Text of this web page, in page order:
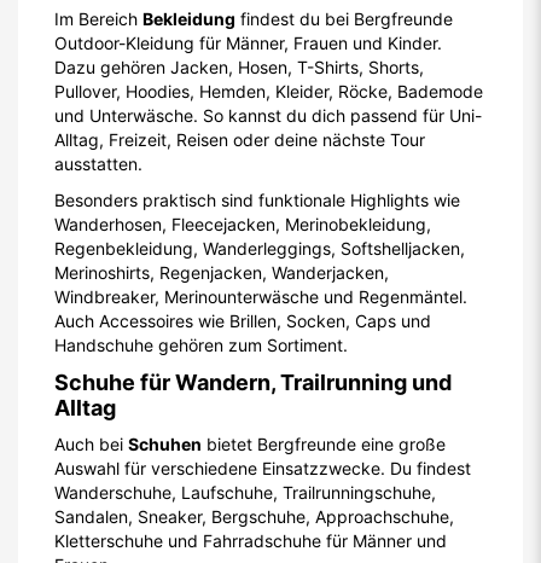
Im Bereich Bekleidung findest du bei Bergfreunde
Outdoor-Kleidung für Männer, Frauen und Kinder.
Dazu gehören Jacken, Hosen, T-Shirts, Shorts,
Pullover, Hoodies, Hemden, Kleider, Röcke, Bademode
und Unterwäsche. So kannst du dich passend für Uni-
Alltag, Freizeit, Reisen oder deine nächste Tour
ausstatten.
Besonders praktisch sind funktionale Highlights wie
Wanderhosen, Fleecejacken, Merinobekleidung,
Regenbekleidung, Wanderleggings, Softshelljacken,
Merinoshirts, Regenjacken, Wanderjacken,
Windbreaker, Merinounterwäsche und Regenmäntel.
Auch Accessoires wie Brillen, Socken, Caps und
Handschuhe gehören zum Sortiment.
Schuhe für Wandern, Trailrunning und
Alltag
Auch bei Schuhen bietet Bergfreunde eine große
Auswahl für verschiedene Einsatzzwecke. Du findest
Wanderschuhe, Laufschuhe, Trailrunningschuhe,
Sandalen, Sneaker, Bergschuhe, Approachschuhe,
Kletterschuhe und Fahrradschuhe für Männer und